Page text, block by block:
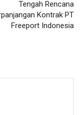
Tengah Rencana
Kontrak PT
Freeport Indonesia